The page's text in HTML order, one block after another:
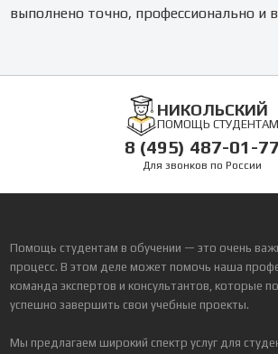
выполнено точно, профессионально и
НИКОЛЬСКИЙ
ПОМОЩЬ СТУДЕНТАМ
8 (495) 487-01-77
Для звонков по России
Помощь студентам в обучении — это очень
процесс. В этом деле может помочь наша
команда экспертов и консультантов, которые
успешно завершить свои учебные проекты.
Мы предлагаем широкий спектр услуг для